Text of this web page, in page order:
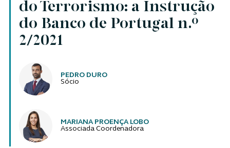
do Terrorismo: a Instrução
do Banco de Portugal n.º
2/2021
Autores
PEDRO DURO
Sócio
MARIANA PROENÇA LOBO
Associada Coordenadora